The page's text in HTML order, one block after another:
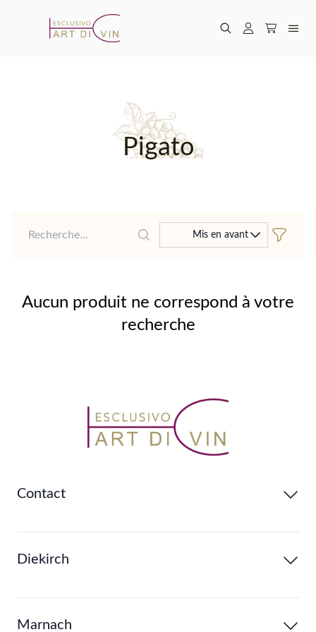
Pigato
RechercheMis en avant
Aucun produit ne correspond à votre
recherche
Contact
Diekirch
Marnach